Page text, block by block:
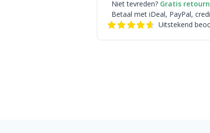
Niet tevreden? Gratis
Betaal met iDeal, PayPal,
Uitstekend